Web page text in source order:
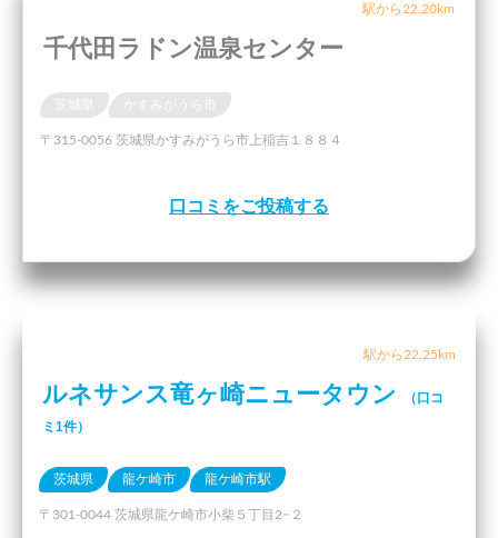
駅から22.20km
千代田ラドン温泉センター
かすみがうら市
〒315-0056 茨城県かすみがうら市上稲吉１８８４
口コミをご投稿する
駅から22.25km
ルネサンス竜ヶ崎ニュータウン
（口コ
ミ1件）
茨城県 龍ケ崎市 龍ケ崎市駅
〒301-0044 茨城県龍ケ崎市小柴５丁目2−２